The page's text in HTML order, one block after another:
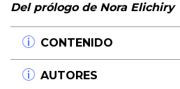
Del prólogo de Nora Elichiry
CONTENIDO
Prólogo
por Nora Elichiry
AUTORES